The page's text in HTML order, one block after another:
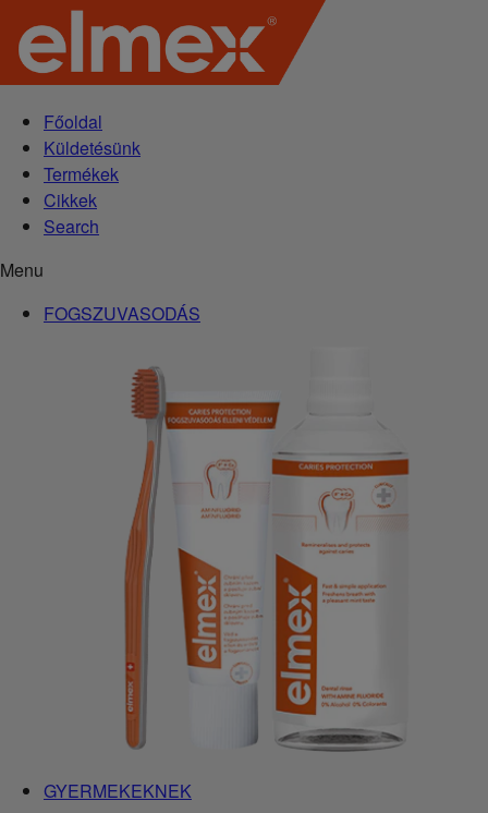
Főoldal
Küldetésünk
Termékek
Cikkek
Search
Menu
FOGSZUVASODÁS
GYERMEKEKNEK